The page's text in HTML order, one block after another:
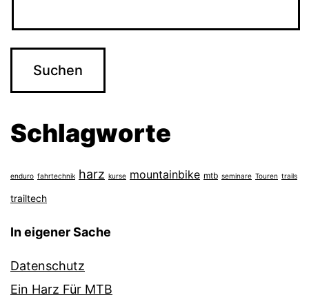
Schlagworte
enduro fahrtechnik harz kurse mountainbike mtb seminare Touren trails
trailtech
In eigener Sache
Datenschutz
Ein Harz Für MTB